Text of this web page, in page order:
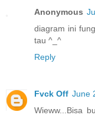
Anonymous
diagram ini
tau ^_^
Reply
Fvck Off June
Wieww...Bisa